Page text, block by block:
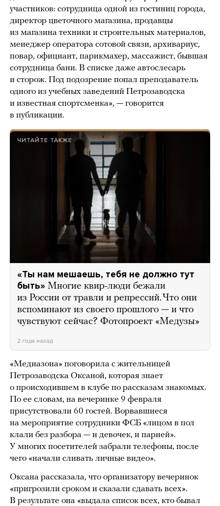
участников: сотрудница одной из гостиниц города,
директор цветочного магазина, продавцы
из магазина техники и строительных материалов,
менеджер оператора сотовой связи, архивариус,
повар, официант, парикмахер, массажист, бывшая
сотрудница бани. В списке даже автослесарь
и сторож. Под подозрение попал преподаватель
одного из учебных заведений Петрозаводска
и известная спортсменка», — говорится
в публикации.
ЧИТАЙТЕ ТАКЖЕ
«Ты нам мешаешь, тебя не должно тут
быть» Многие квир-люди бежали
из России от травли и репрессий. Что они
вспоминают из своего прошлого — и что
чувствуют сейчас? Фотопроект «Медузы»
2 года назад
«Медиазона» поговорила с жительницей
Петрозаводска Оксаной, которая знает
о происходившем в клубе по рассказам знакомых.
По ее словам, на вечеринке 9 февраля
присутствовали 60 гостей. Ворвавшиеся
на мероприятие сотрудники ФСБ «лицом в пол
клали без разбора — и девочек, и парней».
У многих посетителей забрали телефоны, после
чего «начали сливать личные видео».
Оксана рассказала, что организатору вечеринок
«пригрозили сроком и сказали сдавать всех».
В результате она «выдала список всех, кто бывал